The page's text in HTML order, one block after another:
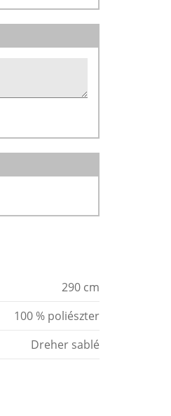
290 cm
100 % poliészter
Dreher sablé